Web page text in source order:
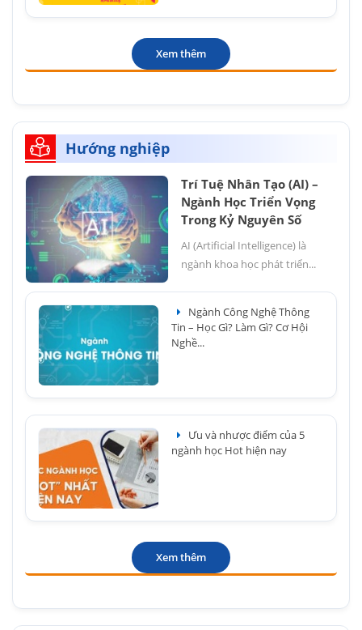
Xem thêm
Hướng nghiệp
Trí Tuệ Nhân Tạo (AI) –
Ngành Học Triển Vọng
Trong Kỷ Nguyên Số
AI (Artificial Intelligence) là
ngành khoa học phát triển...
Ngành Công Nghệ Thông
Tin – Học Gì? Làm Gì? Cơ Hội
Nghề...
Ưu và nhược điểm của 5
ngành học Hot hiện nay
Xem thêm